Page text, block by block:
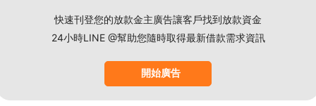
快速刊登您的放款金主廣告讓客戶找到放款資金
24小時LINE @幫助您隨時取得最新借款需求資訊
開始廣告